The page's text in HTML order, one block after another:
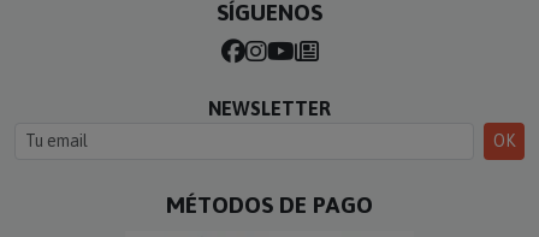
SÍGUENOS
OK
MÉTODOS DE PAGO